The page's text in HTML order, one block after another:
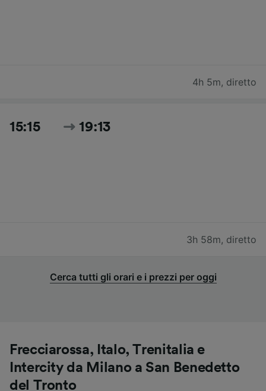
4h 5m, diretto
15:15 19:13
3h 58m, diretto
Cerca tutti gli orari e i prezzi per oggi
Frecciarossa, Italo, Trenitalia e
Intercity da Milano a San Benedetto
del Tronto